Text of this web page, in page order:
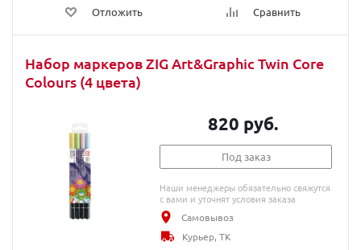
Отложить Сравнить
Набор маркеров ZIG Art&Graphic Twin Core
Colours (4 цвета)
820 руб.
Под заказ
Наши менеджеры обязательно свяжутся
с вами и уточнят условия заказа
Самовывоз
Курьер, ТК